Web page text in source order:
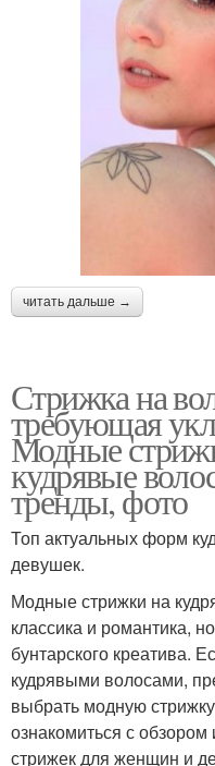
читать дальше →
Стрижка на
требующая
Модные
кудрявые
тренды, фото
Топ актуальных форм
девушек.
Модные стрижки на
классика и романтика,
бунтарского креатива.
кудрявыми волосами,
выбрать модную
ознакомиться с
стрижек для женщин и